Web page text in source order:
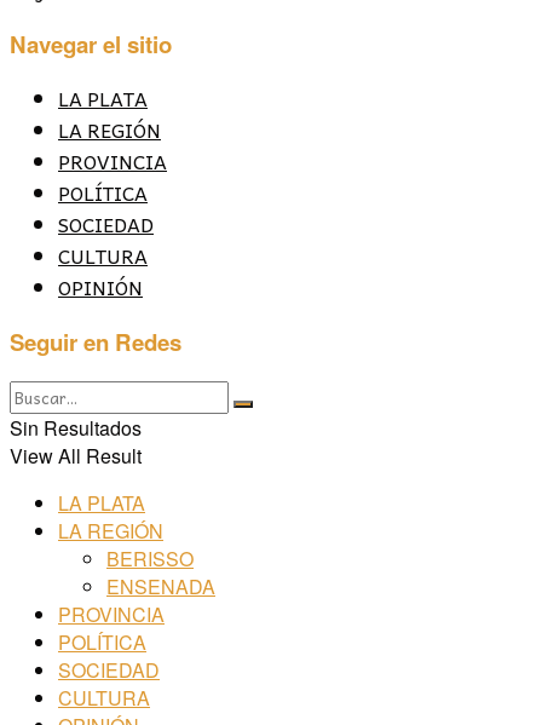
Navegar el sitio
LA PLATA
LA REGIÓN
PROVINCIA
POLÍTICA
SOCIEDAD
CULTURA
OPINIÓN
Seguir en Redes
Sin Resultados
View All Result
LA PLATA
LA REGIÓN
BERISSO
ENSENADA
PROVINCIA
POLÍTICA
SOCIEDAD
CULTURA